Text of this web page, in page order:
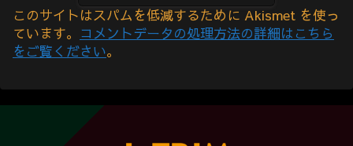
このサイトはスパムを低減するために Akismet を使っ
ています。 コメントデータの処理方法の詳細はこちら
をご覧ください。